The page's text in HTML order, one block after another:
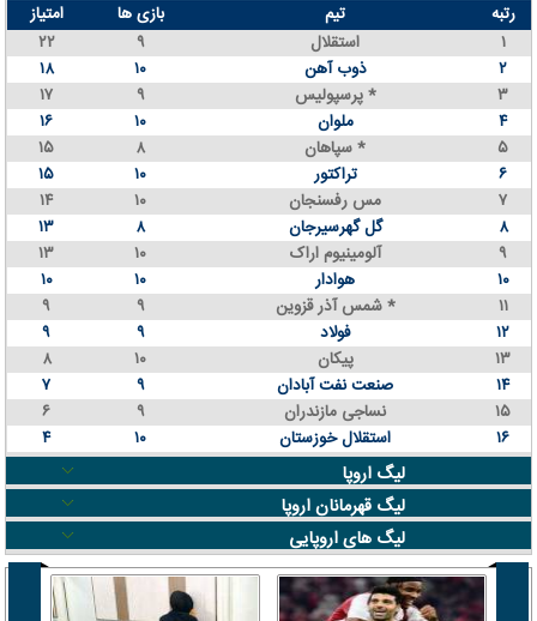
رتبه تیم بازی ها
امتیاز
۱
استقلال ۹
۲۲
۲
ذوب آهن ۱۰
۱۸
۳
پرسپولیس * ۹
۱۷
۴
ملوان ۱۰
۱۶
۵
سپاهان * ۸
۱۵
۶
تراکتور ۱۰
۱۵
۷
مس رفسنجان ۱۰
۱۴
۸
گل گهرسیرجان ۸
۱۳
۹
آلومینیوم اراک ۱۰
۱۳
۱۰
هوادار ۱۰
۱۰
۱۱
شمس آذر قزوین * ۹
۹
۱۲
فولاد ۹
۹
۱۳
پیکان ۱۰
۸
۱۴
صنعت نفت آبادان ۹
۷
۱۵
نساجی مازندران ۹
۶
۱۶
استقلال خوزستان ۱۰ ۴
لیگ اروپا
لیگ قهرمانان اروپا
لیگ های اروپایی